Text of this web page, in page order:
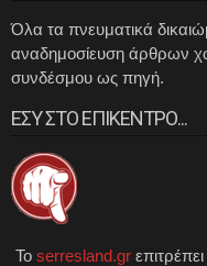
Όλα τα πνευματικά
αναδημοσίευση άρθρων
συνδέσμου ως πηγή.
ΕΣΥ ΣΤΟ ΕΠΙΚΕΝΤΡΟ...
Το serresland.gr